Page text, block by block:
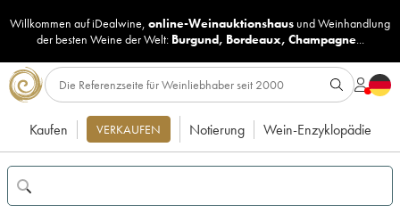
Willkommen auf iDealwine, online-Weinauktionshaus undWeinhandlung
der besten Weine der Welt: Burgund, Bordeaux, Champagne...
Kaufen VERKAUFEN Notierung Wein-Enzyklopädie